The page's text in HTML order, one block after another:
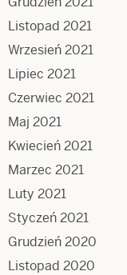
Listopad 2021
Wrzesień 2021
Lipiec 2021
Czerwiec 2021
Maj 2021
Kwiecień 2021
Marzec 2021
Luty 2021
Styczeń 2021
Grudzień 2020
Listopad 2020